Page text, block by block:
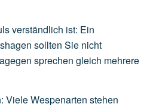
verständlich ist: Ein
sollten Sie nicht
sprechen gleich mehrere
: VieleWespenarten stehen